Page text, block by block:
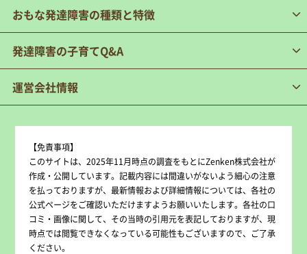
おもな発達障害の種類と特徴
発達障害の子育てQ&A
運営会社情報
【免責事項】
このサイトは、2025年11月時点の調査をもとにZenken株式会社が
作成・公開しています。記載内容には間違いがないよう細心の注意
を払っておりますが、最新情報および詳細情報については、各社の
公式ページをご確認いただけますようお願いいたします。各社の口
コミ・画像に関して、その当時の引用元を表記しておりますが、現
時点では閲覧できなくなっている可能性もございますので、ご了承
ください。